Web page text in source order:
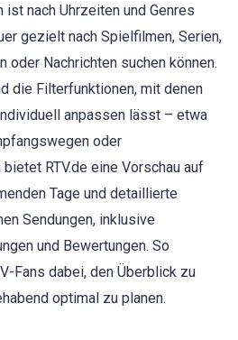
nach Uhrzeiten und Genres
gezielt nach Spielfilmen, Serien,
oder Nachrichten suchen können.
die Filterfunktionen, mit denen
anpassen lässt – etwa
oder
RTV.de eine Vorschau auf
Tage und detaillierte
Sendungen, inklusive
und Bewertungen. So
Fans dabei, den Überblick zu
optimal zu planen.